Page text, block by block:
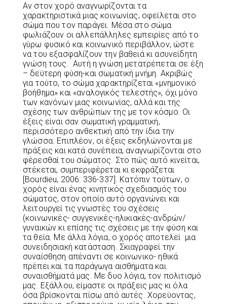
Αν στον χορό αναγνωρίζονται τα
χαρακτηριστικά μιας κοινωνίας, οφείλεται στο
σώμα που τον παράγει. Μέσα στο σώμα
φωλιάζουν οι αλλεπάλληλες εμπειρίες από το
γύρω φυσικό και κοινωνικό περιβάλλον, ώστε
να του εξασφαλίζουν την βαθειά κι ασυνείδητη
γνώση τους. Αυτή η γνώση μετατρέπεται σε έξη
– δεύτερη φύση-και σωματική μνήμη. Ακριβώς
για τούτο, το σώμα χαρακτηρίζεται «μνημονικό
βοήθημα» και «αναλογικός τελεστής», όχι μόνο
των κανόνων μιας κοινωνίας, αλλά και της
σχέσης των ανθρώπων της με τον κόσμο. Οι
έξεις είναι σαν σωματική γραμματική,
περισσότερο ανθεκτική από την ίδια την
γλώσσα. Επιπλέον, οι έξεις εκδηλώνονται με
πράξεις και κατά συνέπεια, αναγνωρίζονται στο
φέρεσθαί του σώματος. Στο πώς αυτό κινείται,
στέκεται, συμπεριφέρεται κι εκφράζεται
[Bourdieu, 2006: 336-337]. Κατόπιν τούτων, ο
χορός είναι ένας κινητικός σχεδιασμός του
σώματος, στον οποίο αυτό οργανώνει και
λειτουργεί τις γνωστές του σχέσεις
(κοινωνικές- συγγενικές-ηλικιακές-ανδρών/
γυναικών κι επίσης τις σχέσεις με την φύση και
τα θεία. Με άλλα λόγια, ο χορός αποτελεί μια
συνειδησιακή κατάσταση. Σκιαγραφεί την
συναίσθηση απέναντι σε κοινωνικο- ηθικά
πρέπει και τα παράγωγα αισθήματα και
συναισθήματά μας. Με δυο λόγια, τον πολιτισμό
μας. Εξάλλου, είμαστε οι πράξεις μας κι όλα
όσα βρίσκονται πίσω από αυτές. Χορεύοντας,